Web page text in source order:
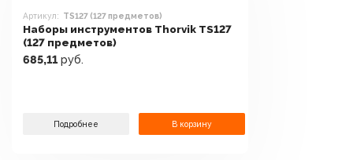
Артикул: TS127 (127 предметов)
Наборы инструментов Thorvik TS127
(127 предметов)
685,11 руб.
Подробнее В корзину